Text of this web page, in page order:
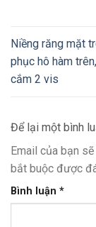
Niềng răng mặt
phục hô hàm
cắm 2 vis
Để lại một bình
Email của bạn
bắt buộc được
Bình luận *